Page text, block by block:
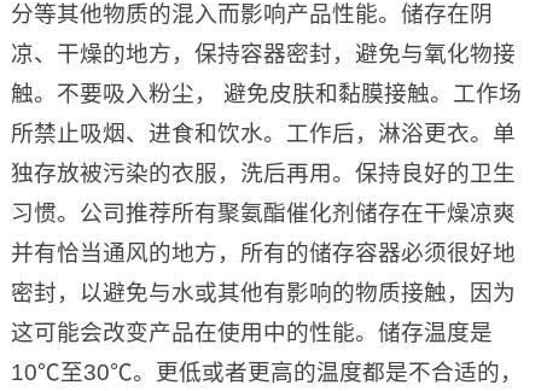
分等其他物质的混入而影响产品性能。储存在阴
凉、干燥的地方，保持容器密封，避免与氧化物接
触。不要吸入粉尘， 避免皮肤和黏膜接触。工作场
所禁止吸烟、进食和饮水。工作后，淋浴更衣。单
独存放被污染的衣服，洗后再用。保持良好的卫生
习惯。公司推荐所有聚氨酯催化剂储存在干燥凉爽
并有恰当通风的地方，所有的储存容器必须很好地
密封，以避免与水或其他有影响的物质接触，因为
这可能会改变产品在使用中的性能。储存温度是
10℃至30℃。更低或者更高的温度都是不合适的，